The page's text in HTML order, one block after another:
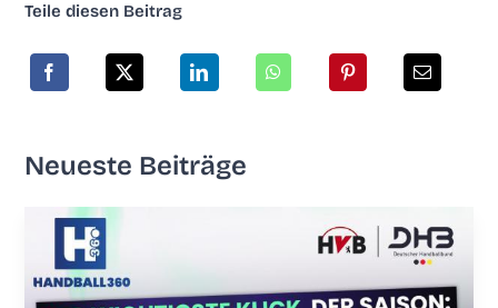
Tei­le die­sen Beitrag
Neu­es­te Beiträge